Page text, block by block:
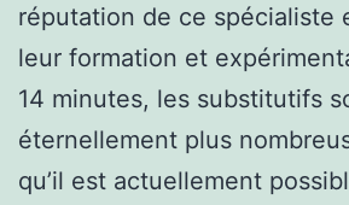
réputation de ce spécialiste
leur formation et
14 minutes, les substitutifs
éternellement plus
qu’il est actuellement